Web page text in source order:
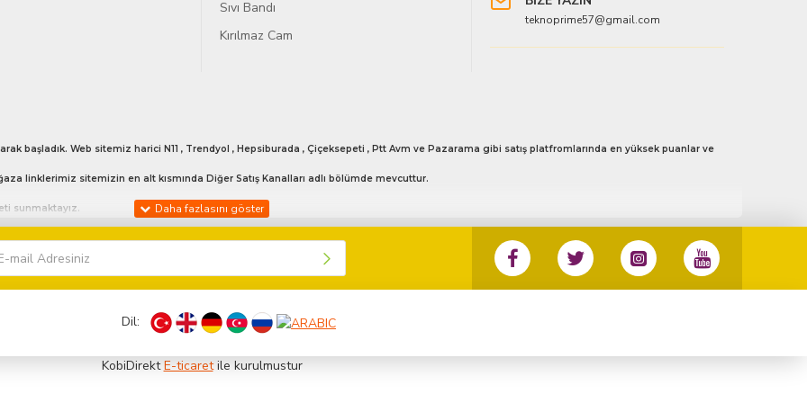
Sıvı Bandı
Kırılmaz Cam
teknoprime57@gmail.com
başladık. Web sitemiz harici N11 , Trendyol , Hepsiburada , Çiçeksepeti , Ptt Avm ve Pazarama gibi satış platfromlarında en yüksek puanlar ve
linklerimiz sitemizin en alt kısmında Diğer Satış Kanalları adlı bölümde mevcuttur.
sunmaktayız.
vermekteyiz. Bunun haricinde günün her anı bizlerle iletişime geçebilirsiniz. 0533 133 45 57 no’ lu numaradan ister whatsapp aracılığı ile ister
geçebilirsiniz sizlere model bilgisi hakkında yardımcı olabiliriz.
gönderilmektedir.
Dil:
KobiDirektE-ticaretile kurulmustur